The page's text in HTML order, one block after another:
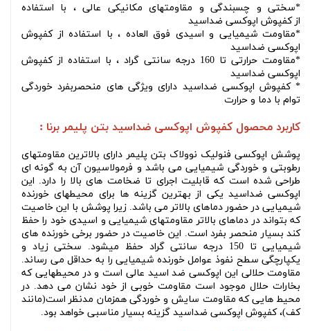
*سختی و چسبندگی و مقاومتهای مکانیکی عالی ، با استفاده
از کفپوش اپوکسی ضداسید
*مقاومت شیمیایی و اسیدی فوق العاده ، با استفاده از کفپوش
اپوکسی ضداسید
*مقاومت حرارتی تا 160 درجه سانتی گراد ، با استفاده از کفپوش
اپوکسی ضداسید
* کفپوش اپوکسی ضداسید دارای ویژگی های منحصربفرد خوردگی
توام با دما و حرارت
کاربرد محصول کفپوش اپوکسی ضداسید بتن پلیمر برنا :
پوشش اپوکسی فنولیک نوولاک بتن پلیمر دارای بالاترین مقاومتهای
رطوبتی و خوردگی شیمیایی می باشد و فرمولاسیون آن به گونه ای
طراحی شده است که قابلیت اجرای تا ضخامت های بالا را دارد. این
اپوکسی ضداسید یکی از بهترین گزینه ها برای محیطهای خورنده
شیمیایی در حضور دماهای بالاتر می باشد. زیرا پوشش با این خاصیت
که بتواند در دماهای بالاتر مقاومتهای شیمیایی و اسیدی خود را حفظ
کند بسیار منحصر بفرد است. این خاصیت در حضور برخی خورنده های
شیمیایی تا 150 درجه سانتی گراد حفظ میشود. سختی زیاد و
یکپارچگی سطح نفوذ عوامل خورنده شیمیایی را به حداقل می رساند.
مقاومت حلالی این اپوکسی ضد اسید عالی است و در محیطهایی که
بخارات حلال موجود است مقاومت خوبی از خود نشان می دهد. در
محیط هایی که مقاومت سایش و خوردگی همزمان مدنظر است(مانند
کف)، کفپوش اپوکسی ضداسید گزینه بسیار مناسبی خواهد بود.